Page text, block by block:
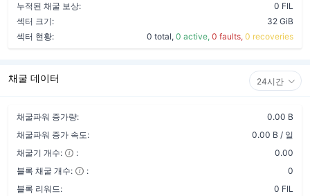
누적된 채굴 보상:
0 FIL
섹터 크기:
32 GiB
섹터 현황:
0 total, 0 active, 0 faults, 0 recoveries
채굴 데이터 24시간
채굴파워 증가량:
0.00 B
채굴파워 증가 속도:
0.00 B / 일
채굴기 개수:
:
0.00
블록 채굴 개수:
:
0
블록 리워드:
0 FIL